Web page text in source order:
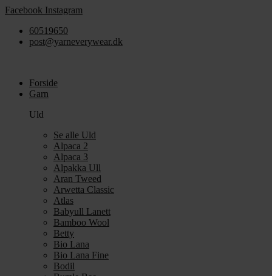
Videre
indhold
Facebook Instagram
60519650
post@yarneverywear.dk
Forside
Garn
Uld
Se alle Uld
Alpaca 2
Alpaca 3
Alpakka Ull
Aran Tweed
Arwetta Classic
Atlas
Babyull Lanett
Bamboo Wool
Betty
Bio Lana
Bio Lana Fine
Bodil